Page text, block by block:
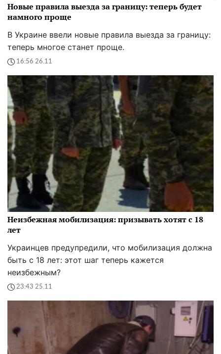
Новые правила выезда за границу: теперь будет
намного проще
В Украине ввели новые правила выезда за границу:
теперь многое станет проще.
16:56 26.11
Неизбежная мобилизация: призывать хотят с 18
лет
Украинцев предупредили, что мобилизация должна
быть с 18 лет: этот шаг теперь кажется
неизбежным?
23:43 25.11